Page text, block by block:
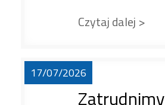
Czytaj dalej >
17/07/2026
Zatrudnimy